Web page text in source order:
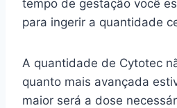
tempo de gestação você
para ingerir a quantidade
A quantidade de Cytotec
quanto mais avançada
maior será a dose